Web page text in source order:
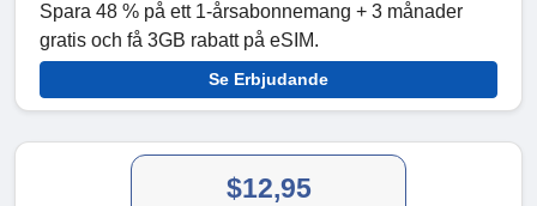
Spara 48 % på ett 1-årsabonnemang + 3 månader
gratis och få 3GB rabatt på eSIM.
Se Erbjudande
$12,95